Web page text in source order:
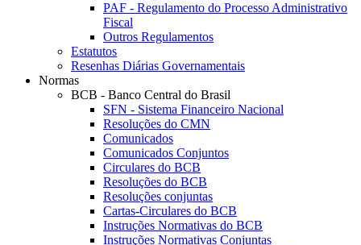
PAF - Regulamento do Processo Administrativo
Fiscal
Outros Regulamentos
Estatutos
Resenhas Diárias Governamentais
Normas
BCB - Banco Central do Brasil
SFN - Sistema Financeiro Nacional
Resoluções do CMN
Comunicados
Comunicados Conjuntos
Circulares do BCB
Resoluções do BCB
Resoluções conjuntas
Cartas-Circulares do BCB
Instruções Normativas do BCB
Instruções Normativas Conjuntas